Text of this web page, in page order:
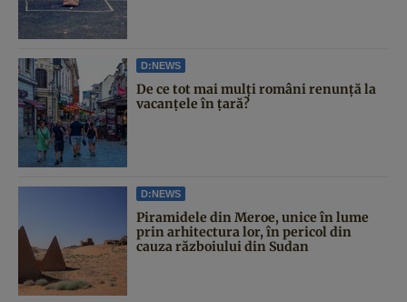
D:NEWS
De ce tot mai mulți români renunță la
vacanțele în țară?
D:NEWS
Piramidele din Meroe, unice în lume
prin arhitectura lor, în pericol din
cauza războiului din Sudan